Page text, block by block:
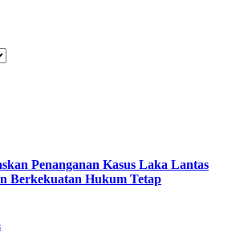
Penanganan Kasus Laka Lantas
Berkekuatan Hukum Tetap